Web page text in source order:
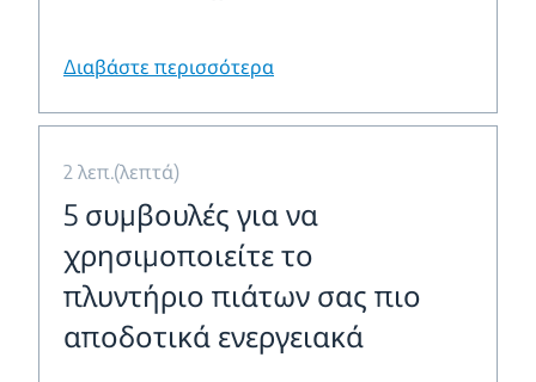
Διαβάστε περισσότερα
2 λεπ.(λεπτά)
5 συμβουλές για να
χρησιμοποιείτε το
πλυντήριο πιάτων σας πιο
αποδοτικά ενεργειακά